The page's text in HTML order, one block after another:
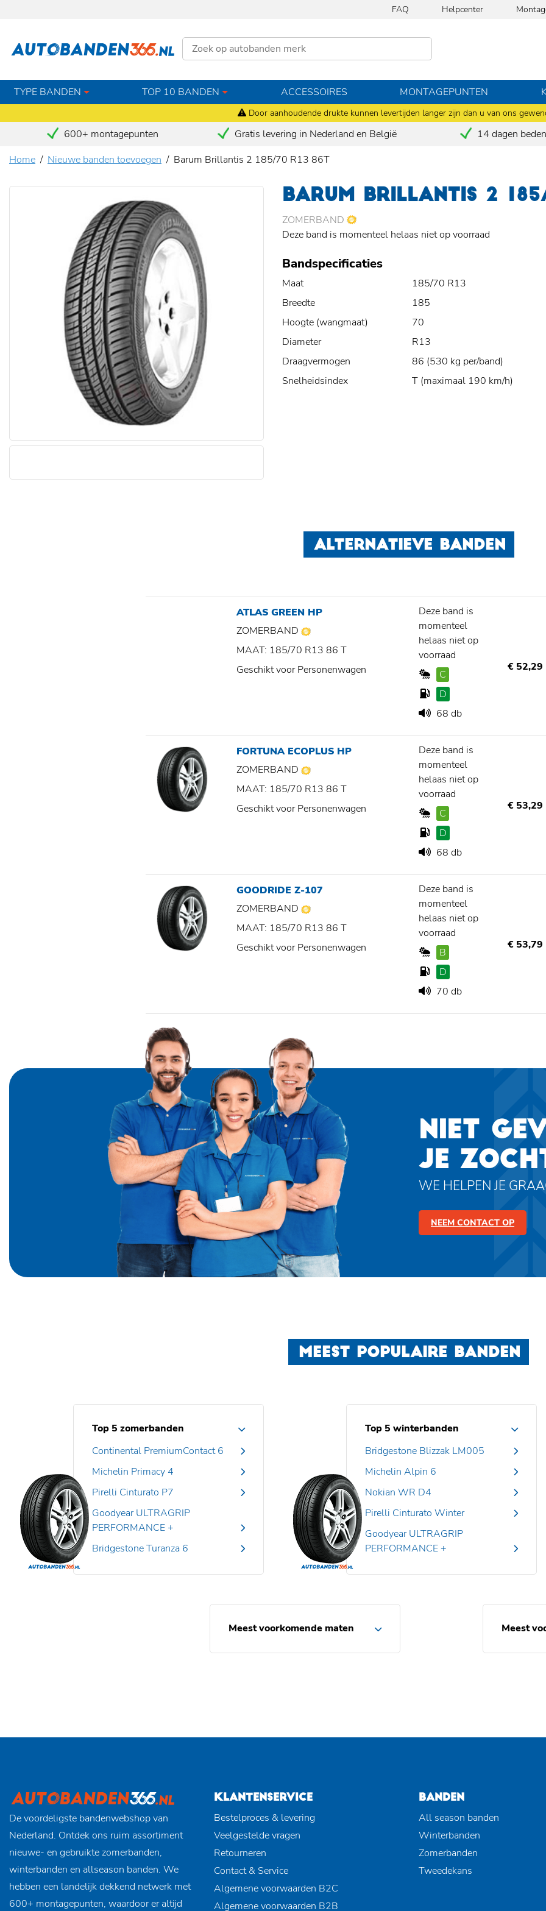
Door aanhoudende drukte kunnen levertijden langer zijn dan u van ons
FAQ Helpcenter
TYPE BANDEN TOP 10 BANDEN ACCESSOIRES MONTAGEPUNTEN
600+ montagepunten Gratis levering in Nederland en België 14 dagen
Home
Nieuwe banden toevoegen Barum Brillantis 2 185/70 R13 86T
BARUM BRILLANTIS 2
ZOMERBAND
Deze band is momenteel helaas niet op voorraad
Bandspecificaties
Maat
185/70 R13
Breedte
185
Hoogte (wangmaat)
70
Diameter
R13
Draagvermogen
86 (530 kg per/band)
Snelheidsindex
T (maximaal 190 km/h)
ALTERNATIEVE BANDEN
ATLAS GREEN HP
ZOMERBAND
MAAT: 185/70 R13 86 T
Geschikt voor Personenwagen
Deze band is
momenteel
helaas niet op
voorraad
C
D
68 db
€ 52,29
FORTUNA ECOPLUS HP
ZOMERBAND
MAAT: 185/70 R13 86 T
Geschikt voor Personenwagen
Deze band is
momenteel
helaas niet op
voorraad
C
D
68 db
€ 53,29
GOODRIDE Z-107
ZOMERBAND
MAAT: 185/70 R13 86 T
Geschikt voor Personenwagen
Deze band is
momenteel
helaas niet op
voorraad
B
D
70 db
€ 53,79
NIET
JE
WE HELPEN JE
NEEM CONTACT OP
MEEST POPULAIRE BANDEN
Top 5 zomerbanden
Continental PremiumContact 6
Michelin Primacy 4
Pirelli Cinturato P7
Goodyear ULTRAGRIP
PERFORMANCE +
Bridgestone Turanza 6
Top 5 winterbanden
Bridgestone Blizzak LM005
Michelin Alpin 6
Nokian WR D4
Pirelli Cinturato Winter
Goodyear ULTRAGRIP
PERFORMANCE +
Meest voorkomende maten Meest
De voordeligste bandenwebshop van
Nederland. Ontdek ons ruim assortiment
nieuwe- en gebruikte zomerbanden,
winterbanden en allseason banden. We
hebben een landelijk dekkend netwerk met
600+ montagepunten, waardoor er altijd
KLANTENSERVICE
Bestelproces & levering
Veelgestelde vragen
Retourneren
Contact & Service
Algemene voorwaarden B2C
Algemene voorwaarden B2B
BANDEN
All season banden
Winterbanden
Zomerbanden
Tweedekans